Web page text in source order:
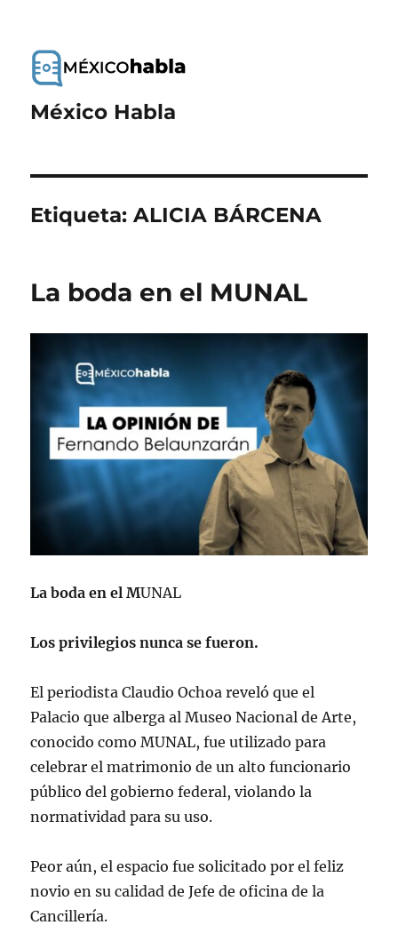
México Habla
Etiqueta:ALICIA BÁRCENA
La boda en el MUNAL
La boda en el MUNAL
Los privilegios nunca se fueron.
El periodista Claudio Ochoa reveló que el
Palacio que alberga al Museo Nacional de Arte,
conocido como MUNAL, fue utilizado para
celebrar el matrimonio de un alto funcionario
público del gobierno federal, violando la
normatividad para su uso.
Peor aún, el espacio fue solicitado por el feliz
novio en su calidad de Jefe de oficina de la
Cancillería.